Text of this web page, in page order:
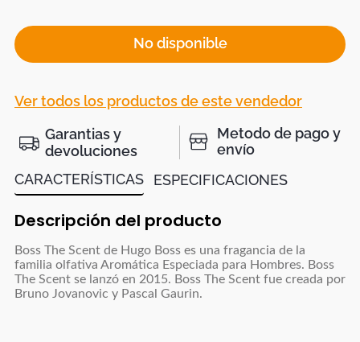
No disponible
Ver todos los productos de este vendedor
Garantias y
devoluciones
Metodo de pago y
envío
CARACTERÍSTICAS
ESPECIFICACIONES
Descripción del producto
Boss The Scent de Hugo Boss es una fragancia de la
familia olfativa Aromática Especiada para Hombres. Boss
The Scent se lanzó en 2015. Boss The Scent fue creada por
Bruno Jovanovic y Pascal Gaurin.